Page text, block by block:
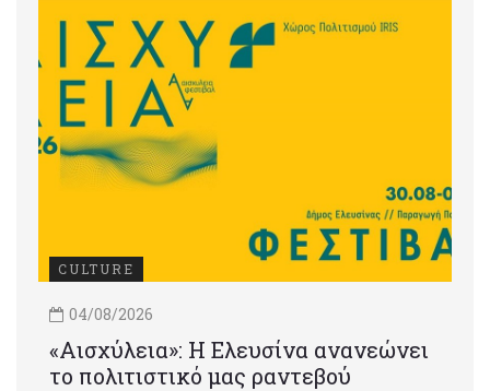
CULTURE
04/08/2026
«Αισχύλεια»: Η Ελευσίνα ανανεώνει
το πολιτιστικό μας ραντεβού